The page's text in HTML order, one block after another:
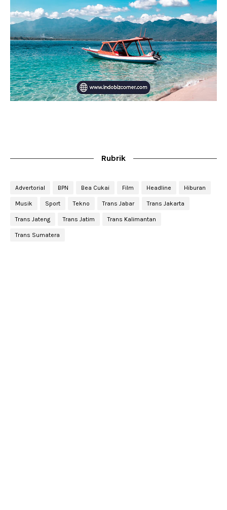
Rubrik
Advertorial BPN Bea Cukai Film Headline Hiburan
Musik Sport Tekno Trans Jabar Trans Jakarta
Trans Jateng Trans Jatim Trans Kalimantan
Trans Sumatera